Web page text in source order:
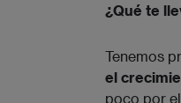
¿Qué te
Tenemos
el
poco por